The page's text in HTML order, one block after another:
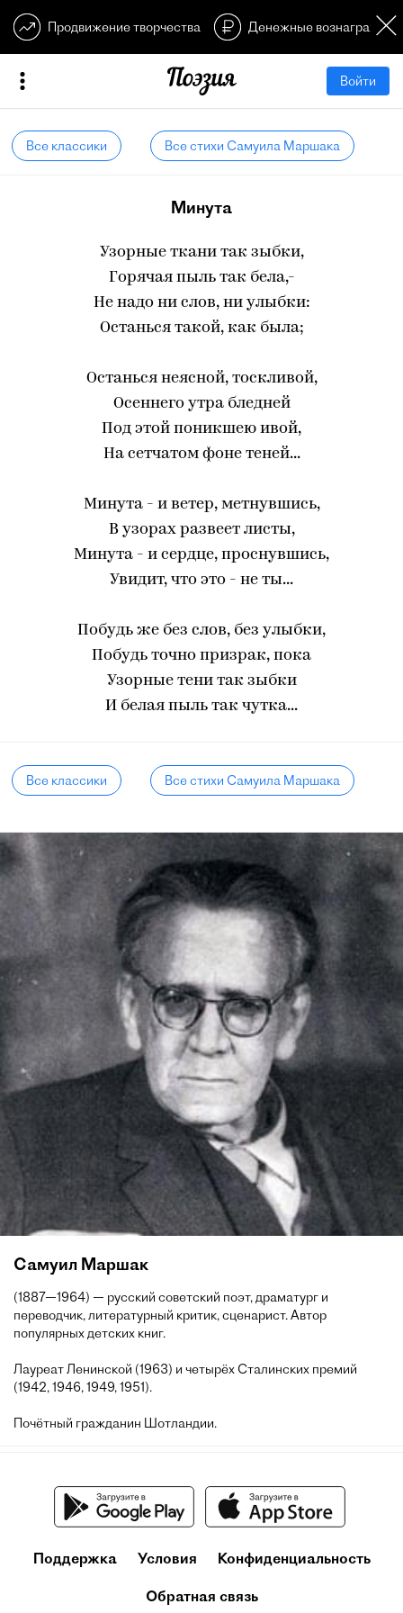
Продвижение творчества Денежные
Войти
Все классики Все стихи Самуила Маршака
Минута
Узорные ткани так зыбки,
Горячая пыль так бела,-
Не надо ни слов, ни улыбки:
Останься такой, как была;
Останься неясной, тоскливой,
Осеннего утра бледней
Под этой поникшею ивой,
На сетчатом фоне теней...
Минута - и ветер, метнувшись,
В узорах развеет листы,
Минута - и сердце, проснувшись,
Увидит, что это - не ты...
Побудь же без слов, без улыбки,
Побудь точно призрак, пока
Узорные тени так зыбки
И белая пыль так чутка...
Все классики Все стихи Самуила Маршака
Самуил Маршак
(1887—1964) — русский советский поэт, драматург и
переводчик, литературный критик, сценарист. Автор
популярных детских книг.
Лауреат Ленинской (1963) и четырёх Сталинских премий
(1942, 1946, 1949, 1951).
Почётный гражданин Шотландии.
Поддержка Условия Конфиденциальность
Обратная связь